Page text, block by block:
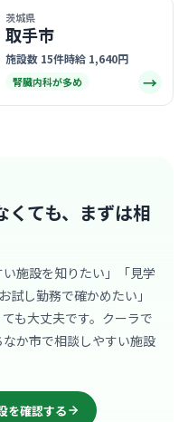
茨城県
取手市
施設数 15件時給 1,640円
腎臓内科が多め →
ても、 まずは相
い施設を知りたい」「見学
し勤務で確かめたい」
も大丈夫です。クーラで
なか市で相談しやすい施設
を確認する